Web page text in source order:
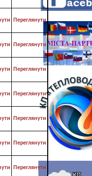
Переглянути
Переглянути
Переглянути
Переглянути
Переглянути
Переглянути
Переглянути